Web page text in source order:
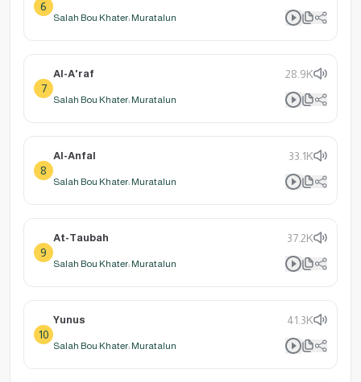
6
Salah Bou Khater: Muratalun
7
Al-A'raf 28.9K
Salah Bou Khater: Muratalun
8
Al-Anfal 33.1K
Salah Bou Khater: Muratalun
9
At-Taubah 37.2K
Salah Bou Khater: Muratalun
10
Yunus 41.3K
Salah Bou Khater: Muratalun